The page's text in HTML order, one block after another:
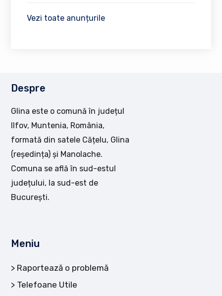
Vezi toate anunțurile
Despre
Glina este o comună în județul
Ilfov, Muntenia, România,
formată din satele Cățelu, Glina
(reședința) și Manolache.
Comuna se află în sud-estul
județului, la sud-est de
București.
Meniu
Raportează o problemă
Telefoane Utile